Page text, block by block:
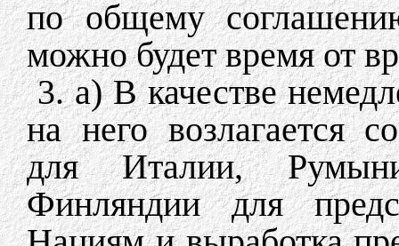
по общему
можно будет время от
3. а) В качестве
на него возлагается
для Италии,
Финляндии для